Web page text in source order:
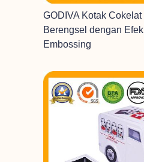
GODIVA Kotak Cokelat
Berengsel dengan
Embossing